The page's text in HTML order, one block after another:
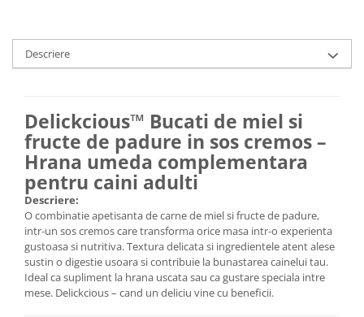
Descriere
Delickcious™ Bucati de miel si
fructe de padure in sos cremos –
Hrana umeda complementara
pentru caini adulti
Descriere:
O combinatie apetisanta de carne de miel si fructe de padure,
intr-un sos cremos care transforma orice masa intr-o experienta
gustoasa si nutritiva. Textura delicata si ingredientele atent alese
sustin o digestie usoara si contribuie la bunastarea cainelui tau.
Ideal ca supliment la hrana uscata sau ca gustare speciala intre
mese. Delickcious – cand un deliciu vine cu beneficii.